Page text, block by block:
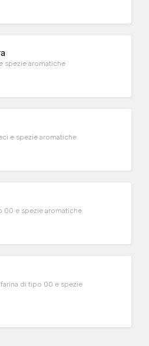
spezie aromatiche
e spezie aromatiche
00 e spezie aromatiche
di tipo 00 e spezie